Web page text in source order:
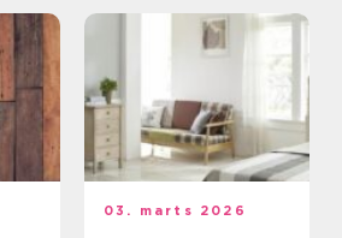
03. marts 2026